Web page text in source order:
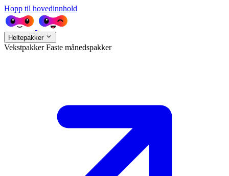
Hopp til hovedinnhold
Heltepakker
VekstpakkerFaste månedspakker